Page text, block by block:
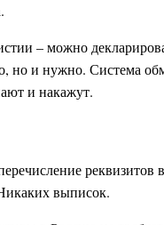
– можно
но и нужно. Система
и накажут.
реквизитов
выписок.